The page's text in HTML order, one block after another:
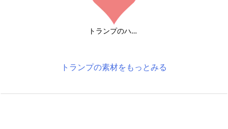
トランプのハート柄
トランプの素材をもっとみる